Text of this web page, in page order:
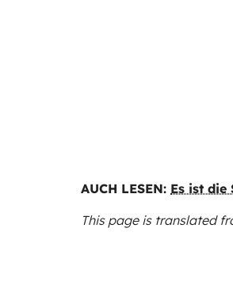
AUCH LESEN: Es ist die
This page is translated